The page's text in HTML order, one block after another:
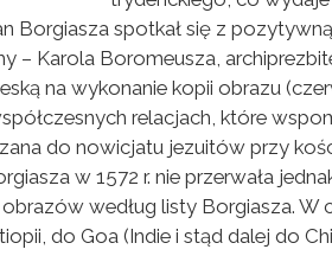
Borgiasza spotkał się z
Karola Boromeusza,
na wykonanie kopii obrazu
relacjach, które
do nowicjatu jezuitów przy
w 1572 r. nie przerwała
według listy Borgiasza. W
do Goa (Indie i stąd dalej do